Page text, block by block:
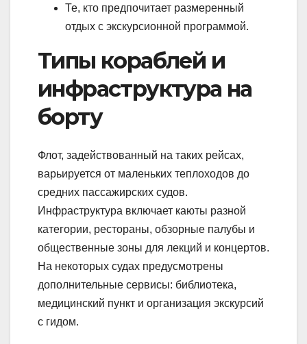
Те, кто предпочитает размеренный
отдых с экскурсионной программой.
Типы кораблей и
инфраструктура на
борту
Флот, задействованный на таких рейсах,
варьируется от маленьких теплоходов до
средних пассажирских судов.
Инфраструктура включает каюты разной
категории, рестораны, обзорные палубы и
общественные зоны для лекций и концертов.
На некоторых судах предусмотрены
дополнительные сервисы: библиотека,
медицинский пункт и организация экскурсий
с гидом.